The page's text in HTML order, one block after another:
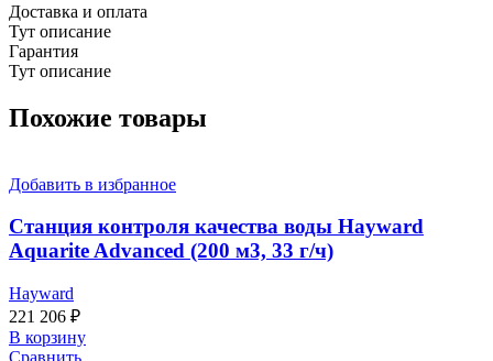
Доставка и оплата
Тут описание
Гарантия
Тут описание
Похожие товары
Добавить в избранное
Станция контроля качества воды Hayward
Aquarite Advanced (200 м3, 33 г/ч)
Hayward
221 206 ₽
В корзину